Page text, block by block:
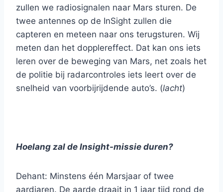
zullen we radiosignalen naar Mars sturen. De
twee antennes op de InSight zullen die
capteren en meteen naar ons terugsturen. Wij
meten dan het dopplereffect. Dat kan ons iets
leren over de beweging van Mars, net zoals het
de politie bij radarcontroles iets leert over de
snelheid van voorbijrijdende auto’s. (lacht)
Hoelang zal de Insight-missie duren?
Dehant: Minstens één Marsjaar of twee
aardjaren. De aarde draait in 1 jaar tijd rond de